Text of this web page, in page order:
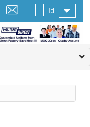
Id